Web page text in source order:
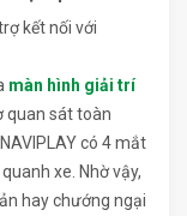
kết nối với
màn hình giải trí
quan sát toàn
có 4 mắt
xe. Nhờ vậy,
hay chướng ngại